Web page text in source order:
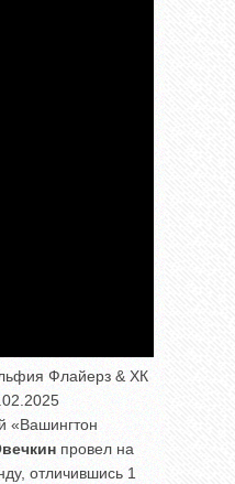
Флайерз & ХК
«Вашингтон
провел на
отличившись 1